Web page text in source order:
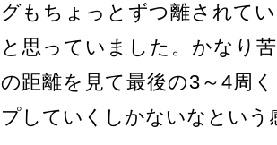
グもちょっとずつ離されて
と思っていました。かなり
の距離を見て最後の3～4周
プしていくしかないなという